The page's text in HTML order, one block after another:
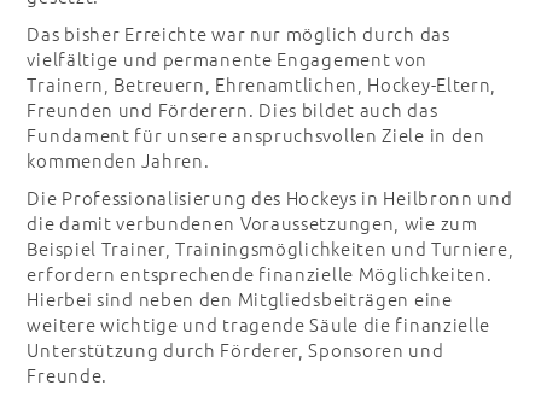
Das bisher Erreichte war nur möglich durch das
vielfältige und permanente Engagement von
Trainern, Betreuern, Ehrenamtlichen, Hockey-Eltern,
Freunden und Förderern. Dies bildet auch das
Fundament für unsere anspruchsvollen Ziele in den
kommenden Jahren.
Die Professionalisierung des Hockeys in Heilbronn und
die damit verbundenen Voraussetzungen, wie zum
Beispiel Trainer, Trainingsmöglichkeiten und Turniere,
erfordern entsprechende finanzielle Möglichkeiten.
Hierbei sind neben den Mitgliedsbeiträgen eine
weitere wichtige und tragende Säule die finanzielle
Unterstützung durch Förderer, Sponsoren und
Freunde.